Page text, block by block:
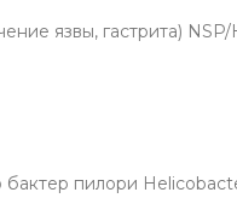
язвы, гастрита)
пилори